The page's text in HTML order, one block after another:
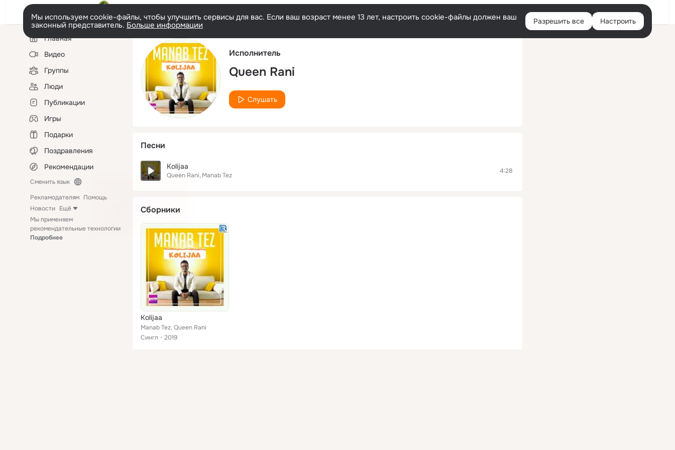
Русский Войти
Мы используем cookie-файлы, чтобы улучшить сервисы для вас. Если ваш возраст менее 13 лет, настроить cookie-файлы должен ваш
законный представитель. Больше информации Разрешить все Настроить
Левая
колонкаГлавная
Видео
Группы
Люди
Публикации
Игры
Подарки
Поздравления
Рекомендации
Сменить язык
Рекламодателям Помощь
Новости Ещё
Мы применяем
рекомендательные технологии
Подробнее
Исполнитель
Queen Rani
Слушать
Песни
Kolijaa
Queen Rani Manab Tez
4:28
Сборники
Kolijaa
Manab Tez, Queen Rani
Сингл
2019